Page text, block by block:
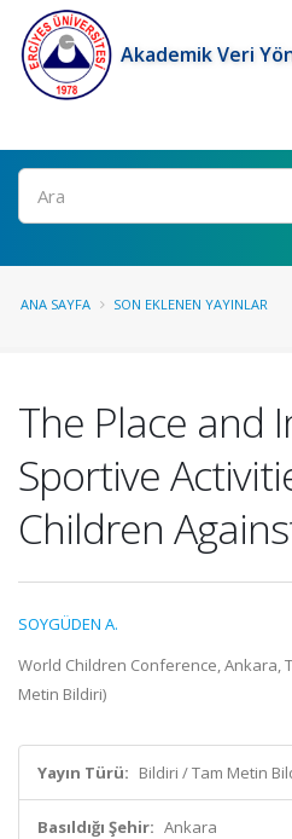
Akademik Veri
Ara
ANA SAYFA SON EKLENEN YAYINLAR
The Place and
Sportive
Children
SOYGÜDEN A.
World Children Conference, Ankara,
Metin Bildiri)
Yayın Türü: Bildiri / Tam Metin
Basıldığı Şehir: Ankara